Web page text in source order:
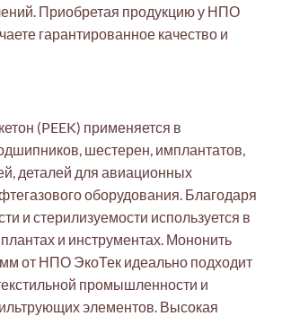
Приобретая продукцию у НПО
гарантированное качество и
(PEEK) применяется в
шестерен, имплантатов,
деталей для авиационных
оборудования. Благодаря
и стерилизуемости используется в
и инструментах. Мононить
от НПО ЭкоТек идеально подходит
промышленности и
элементов. Высокая